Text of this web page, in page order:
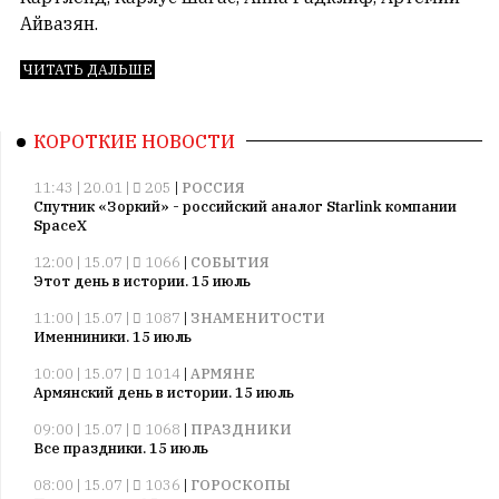
Айвазян.
ЧИТАТЬ ДАЛЬШЕ
КОРОТКИЕ НОВОСТИ
11:43 | 20.01 | 205 | РОССИЯ
Спутник «Зоркий» - российский аналог Starlink компании
SpaceX
12:00 | 15.07 |
1066 | СОБЫТИЯ
Этот день в истории. 15 июль
11:00 | 15.07 |
1087 | ЗНАМЕНИТОСТИ
Именниники. 15 июль
10:00 | 15.07 |
1014 | АРМЯНЕ
Армянский день в истории. 15 июль
09:00 | 15.07 |
1068 | ПРАЗДНИКИ
Все праздники. 15 июль
08:00 | 15.07 |
1036 | ГОРОСКОПЫ